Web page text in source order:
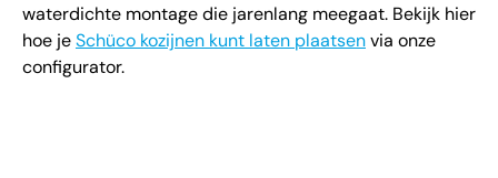
waterdichte montage die jarenlang meegaat. Bekijk hier
hoe jeSchüco kozijnen kunt laten plaatsenvia onze
configurator.